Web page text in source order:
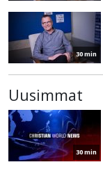
30 min
Uusimmat
30 min